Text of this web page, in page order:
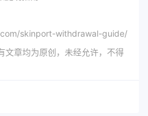
skinport-withdrawal-guide/
文章均为原创，未经允许，不得